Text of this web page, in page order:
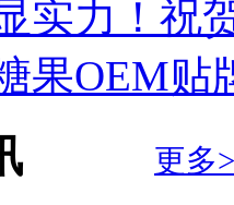
实力！祝
果OEM贴
更多